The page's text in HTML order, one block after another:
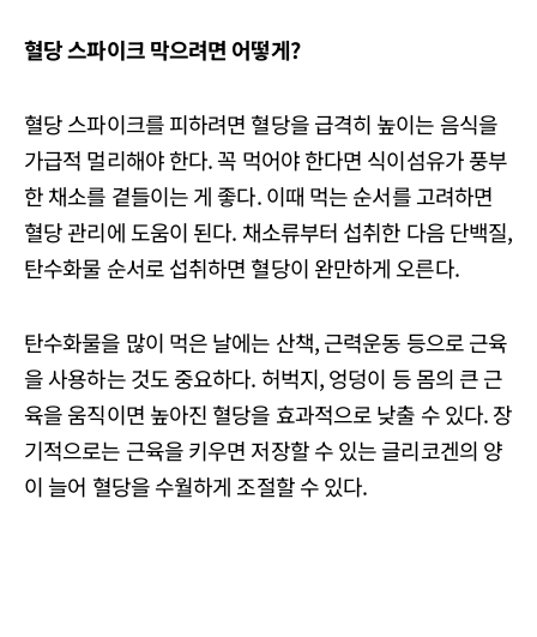
혈당 스파이크 막으려면 어떻게?
혈당 스파이크를 피하려면 혈당을 급격히 높이는 음식을
가급적 멀리해야 한다. 꼭 먹어야 한다면 식이섬유가 풍부
한 채소를 곁들이는 게 좋다. 이때 먹는 순서를 고려하면
혈당 관리에 도움이 된다. 채소류부터 섭취한 다음 단백질,
탄수화물 순서로 섭취하면 혈당이 완만하게 오른다.
탄수화물을 많이 먹은 날에는 산책, 근력운동 등으로 근육
을 사용하는 것도 중요하다. 허벅지, 엉덩이 등 몸의 큰 근
육을 움직이면 높아진 혈당을 효과적으로 낮출 수 있다. 장
기적으로는 근육을 키우면 저장할 수 있는 글리코겐의 양
이 늘어 혈당을 수월하게 조절할 수 있다.